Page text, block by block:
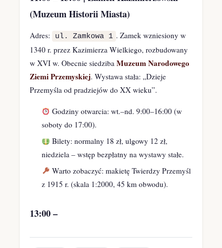
(Muzeum Historii Miasta)
Adres: ul. Zamkowa 1 . Zamek wzniesiony w
1340 r. przez Kazimierza Wielkiego, rozbudowany
w XVI w. Obecnie siedziba Muzeum Narodowego
Ziemi Przemyskiej. Wystawa stała: „Dzieje
Przemyśla od pradziejów do XX wieku”.
Godziny otwarcia: wt.–nd. 9:00–16:00 (w
soboty do 17:00).
Bilety: normalny 18 zł, ulgowy 12 zł,
niedziela – wstęp bezpłatny na wystawy stałe.
Warto zobaczyć: makietę Twierdzy Przemyśl
z 1915 r. (skala 1:2000, 45 km obwodu).
13:00 –